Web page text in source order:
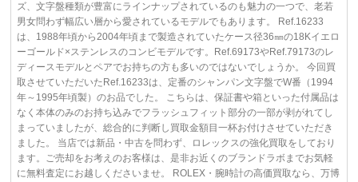
ズ、文字盤種類が豊富にラインナップされているのも魅力の一つで、老若
男女問わず幅広い層から愛されているモデルでもあります。 Ref.16233
は、1988年頃から2004年頃まで製造されていたケース径36㎜の18Kイエロ
ーゴールド×ステンレスのコンビモデルです。Ref.69173やRef.79173のレ
ディースモデルとペアでお持ちの方も多いのではないでしょうか。 今回買
取させていただいたRef.16233は、定番のシャンパン文字盤でW番（1994
年～1995年頃製）のお品でした。 こちらは、保証書や箱といった付属品は
なく本体のみのお持ち込みでフラッシュフィット部分の一部が剥がれてし
まっていましたが、総合的に判断し買取金額目一杯お付けさせていただき
ました。 当店では新品・中古を問わず、ロレックスの強化買取をしており
ます。ご売却をお考えのお客様は、是非お近くのブランドラボまでお気軽
に無料査定にお越しくださいませ。 ROLEX・腕時計の高価買取なら、万博